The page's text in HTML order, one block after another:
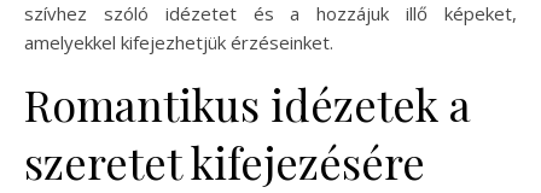
szívhez szóló idézetet és a hozzájuk illő képeket,
amelyekkel kifejezhetjük érzéseinket.
Romantikus idézetek a
szeretet kifejezésére